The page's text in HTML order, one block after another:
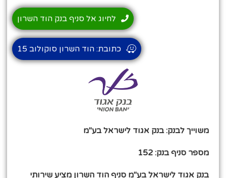
משוייך לבנק: בנק אגוד לישראל בע"מ
מספר סניף בנק: 152
בנק אגוד לישראל בע"מ סניף הוד השרון מציע שירותי
לחיוג אל סניף בנק הוד השרון
כתובת: הוד השרון סוקולוב 15